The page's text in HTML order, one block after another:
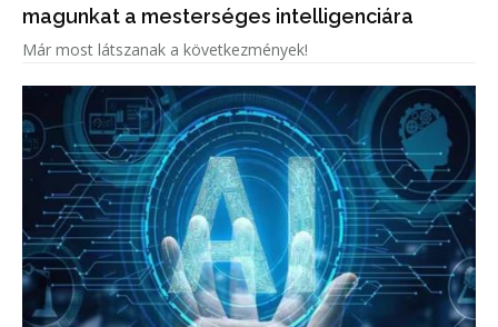
magunkat a mesterséges intelligenciára
Már most látszanak a következmények!